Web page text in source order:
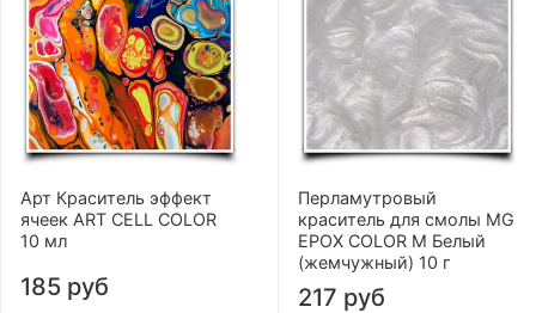
Арт Краситель эффект
ячеек ART CELL COLOR
10 мл
185 руб
Перламутровый
краситель для смолы MG
EPOX COLOR M Белый
(жемчужный) 10 г
217 руб